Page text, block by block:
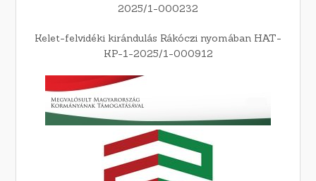
2025/1-000232
Kelet-felvidéki kirándulás Rákóczi nyomában HAT-
KP-1-2025/1-000912